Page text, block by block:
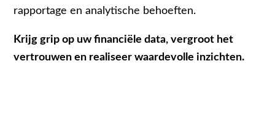
rapportage en analytische behoeften.
Krijg grip op uw financiële data, vergroot het
vertrouwen en realiseer waardevolle inzichten.